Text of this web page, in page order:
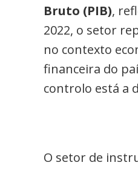
Bruto (PIB),
2022, o setor
no contexto
financeira do
controlo está a
O setor de